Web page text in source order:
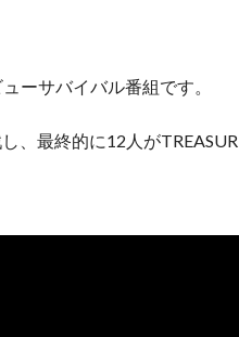
ーサバイバル番組です。
、最終的に12人がTREASUR